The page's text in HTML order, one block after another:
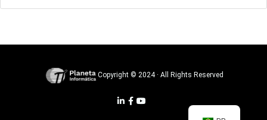
Copyright © 2024 · All Rights Reserved